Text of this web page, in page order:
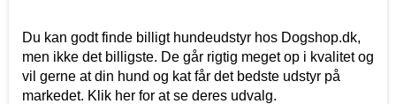
Du kan godt finde billigt hundeudstyr hos Dogshop.dk,
men ikke det billigste. De går rigtig meget op i kvalitet og
vil gerne at din hund og kat får det bedste udstyr på
markedet. Klik her for at se deres udvalg.